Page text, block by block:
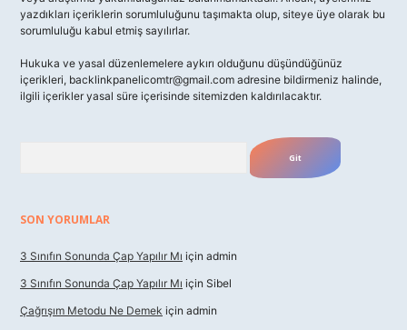
yazdıkları içeriklerin sorumluluğunu taşımakta olup, siteye üye olarak bu
sorumluluğu kabul etmiş sayılırlar.
Hukuka ve yasal düzenlemelere aykırı olduğunu düşündüğünüz
içerikleri, backlinkpanelicomtr@gmail.com adresine bildirmeniz halinde,
ilgili içerikler yasal süre içerisinde sitemizden kaldırılacaktır.
SON YORUMLAR
3 Sınıfın Sonunda Çap Yapılır Mı için admin
3 Sınıfın Sonunda Çap Yapılır Mı için Sibel
Çağrışım Metodu Ne Demek için admin